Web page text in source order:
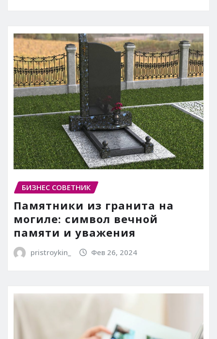
БИЗНЕС СОВЕТНИК
Памятники из гранита на
могиле: символ вечной
памяти и уважения
pristroykin_ Фев 26, 2024